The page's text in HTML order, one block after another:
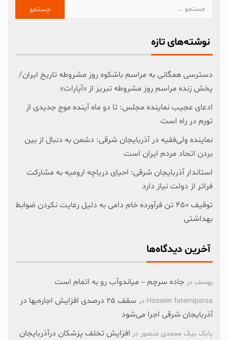
نوشته‌های تازه
دسترسی همگانی به مراسم باشکوه روز مشروطه تاریخ ایران/
پخش زنده مراسم روز مشروطه تبریز از «آپارات»
ادعای عجیب نماینده مجلس: تا دو ماه آینده موج جدیدی از
تورم در راه است
نماینده ولی‌فقیه در آذربایجان شرقی: دشمن به دنبال از بین
بردن اتحاد مردم ایران است
استاندار آذربایجان شرقی: احیای دریاچه ارومیه به مشارکت
فراتر از دولت نیاز دارد
توقیف ۴۵۰ تن فرآورده خام دامی به دلیل رعایت نکردن ضوابط
بهداشتی
آخرین دیدگاه‌ها
یوسف در جاده سرچم – میاندوآب رو به اتمام است
Hossein fatemiparsa در
سقف ۲۵ درصدی افزایش اجاره‌بها در
آذربایجان شرقی اجرا می‌شود
بابک بیک محمدی منصور در افزایش تخلف پزشکان درآذربایجان